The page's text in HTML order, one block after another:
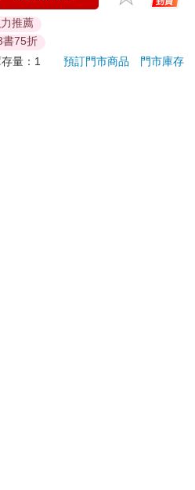
完成綁定』，隨時掌握出貨動
推薦
75折
存量：1 預訂門市商品
門市庫存